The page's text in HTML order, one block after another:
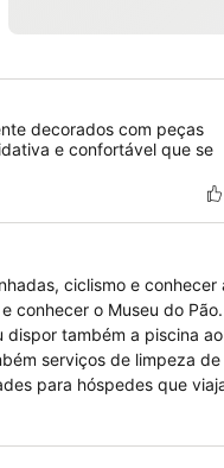
decorados com peças
e confortável que se
ciclismo e conhecer
conhecer o Museu do
também a piscina
serviços de limpeza
para hóspedes que